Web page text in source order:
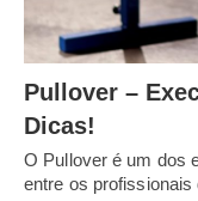
Pullover –
Dicas!
O Pullover é um dos
entre os